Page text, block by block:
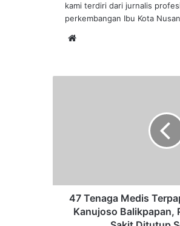
kami terdiri dari jurnalis
perkembangan Ibu Kota
Kanujoso
Balikpapan,
Pelayanan
47 Tenaga Medis
Kanujoso Balikpapan,